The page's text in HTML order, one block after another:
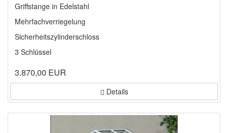
Griffstange in Edelstahl
Mehrfachverriegelung
Sicherheitszylinderschloss
3 Schlüssel
3.870,00 EUR
Details